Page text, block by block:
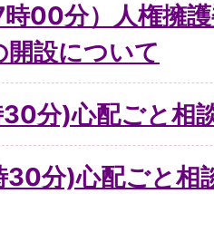
時00分）人権擁
開設について
分)心配ごと相
分)心配ごと相